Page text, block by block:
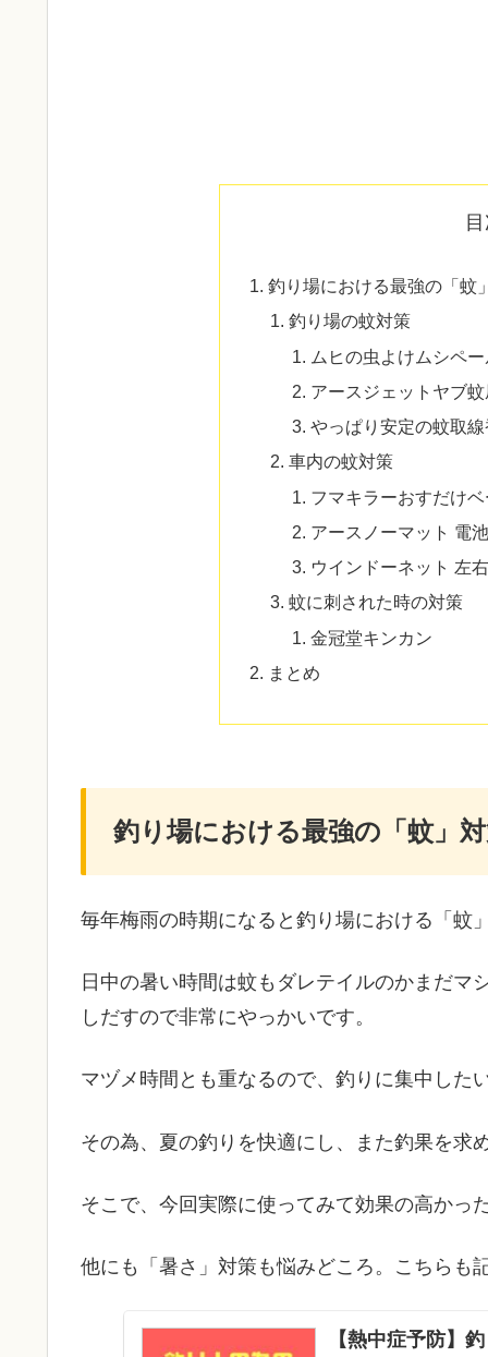
釣り場における最強の「蚊
釣り場の蚊対策
ムヒの虫よけムシペ
アースジェットヤブ
やっぱり安定の蚊取
車内の蚊対策
フマキラーおすだけ
アースノーマット 電
ウインドーネット 左
蚊に刺された時の対策
金冠堂キンカン
まとめ
釣り場における最強の「蚊」
毎年梅雨の時期になると釣り場における「蚊
日中の暑い時間は蚊もダレテイルのかまだ
しだすので非常にやっかいです。
マヅメ時間とも重なるので、釣りに集中した
その為、夏の釣りを快適にし、また釣果を求
そこで、今回実際に使ってみて効果の高かっ
他にも「暑さ」対策も悩みどころ。こちらも
【熱中症予防】